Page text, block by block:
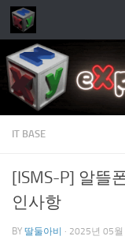
Skip to content
IT BASE
[ISMS-P] 알뜰
인사항
BY 딸둘아비 · 2025년 05월